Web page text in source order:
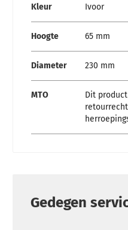
Kleur Ivoor
Hoogte 65 mm
Diameter 230 mm
MTO
Dit
Gedegen